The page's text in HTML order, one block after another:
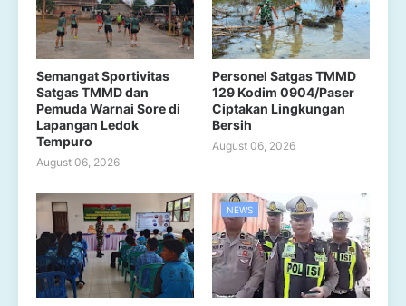
Semangat Sportivitas
Satgas TMMD dan
Pemuda Warnai Sore di
Lapangan Ledok
Tempuro
August 06, 2026
Personel Satgas TMMD
129 Kodim 0904/Paser
Ciptakan Lingkungan
Bersih
August 06, 2026
NEWS